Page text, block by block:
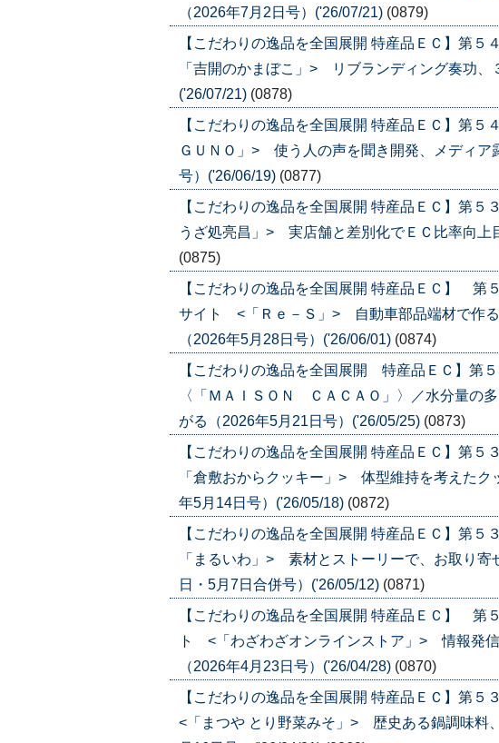
（2026年7月2日号）('26/07/21) (0879)
【こだわりの逸品を全国展開 特産品ＥＣ】第
「吉開のかまぼこ」> リブランディング奏功、
('26/07/21) (0878)
【こだわりの逸品を全国展開 特産品ＥＣ】第
ＧＵＮＯ」> 使う人の声を聞き開発、メディア
号）('26/06/19) (0877)
【こだわりの逸品を全国展開 特産品ＥＣ】第
うざ処亮昌」> 実店舗と差別化でＥＣ比率向上
(0875)
【こだわりの逸品を全国展開 特産品ＥＣ】 第
サイト <「Ｒｅ－Ｓ」> 自動車部品端材で作る
（2026年5月28日号）('26/06/01) (0874)
【こだわりの逸品を全国展開 特産品ＥＣ】第
〈「ＭＡＩＳＯＮ ＣＡＣＡＯ」〉／水分量の
がる（2026年5月21日号）('26/05/25) (0873)
【こだわりの逸品を全国展開 特産品ＥＣ】第
「倉敷おからクッキー」> 体型維持を考えた
年5月14日号）('26/05/18) (0872)
【こだわりの逸品を全国展開 特産品ＥＣ】第
「まるいわ」> 素材とストーリーで、お取り
日・5月7日合併号）('26/05/12) (0871)
【こだわりの逸品を全国展開 特産品ＥＣ】 第
ト <「わざわざオンラインストア」> 情報発
（2026年4月23日号）('26/04/28) (0870)
【こだわりの逸品を全国展開 特産品ＥＣ】第
<「まつや とり野菜みそ」> 歴史ある鍋調味料